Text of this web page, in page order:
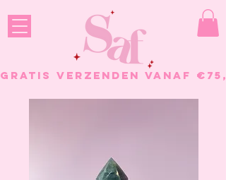
GRATIS VERZENDEN VANAF